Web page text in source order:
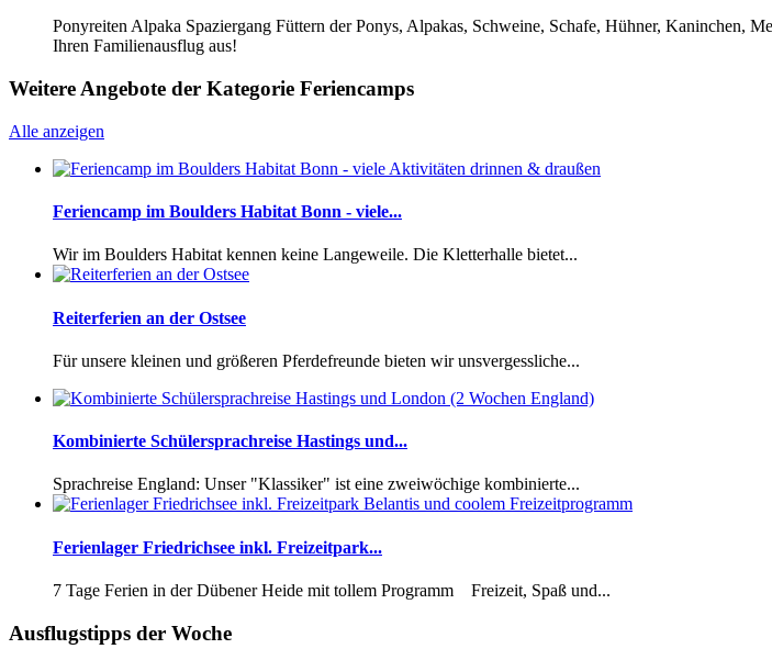
Ponyreiten Alpaka Spaziergang Füttern der Ponys, Alpakas, Schweine, Schafe, Hühner, Kaninchen,
Ihren Familienausflug aus!
Weitere Angebote der Kategorie Feriencamps
Alle anzeigen
Feriencamp im Boulders Habitat Bonn - viele...
Wir im Boulders Habitat kennen keine Langeweile. Die Kletter­halle bietet...
Reiterferien an der Ostsee
Für unsere kleinen und größeren Pferdefreunde bieten wir unsvergessliche...
Kombinierte Schülersprachreise Hastings und...
Sprachreise England: Unser "Klassiker" ist eine zweiwöchige kombinierte...
Ferienlager Friedrichsee inkl. Freizeitpark...
7 Tage Ferien in der Dübener Heide mit tollem Programm Freizeit, Spaß und...
Ausflugstipps der Woche